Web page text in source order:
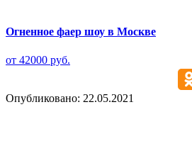
Огненное фаер шоу в Москве
от 42000 руб.
Опубликовано: 22.05.2021